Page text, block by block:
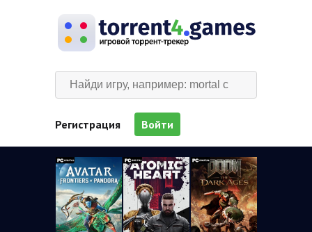
Регистрация Войти